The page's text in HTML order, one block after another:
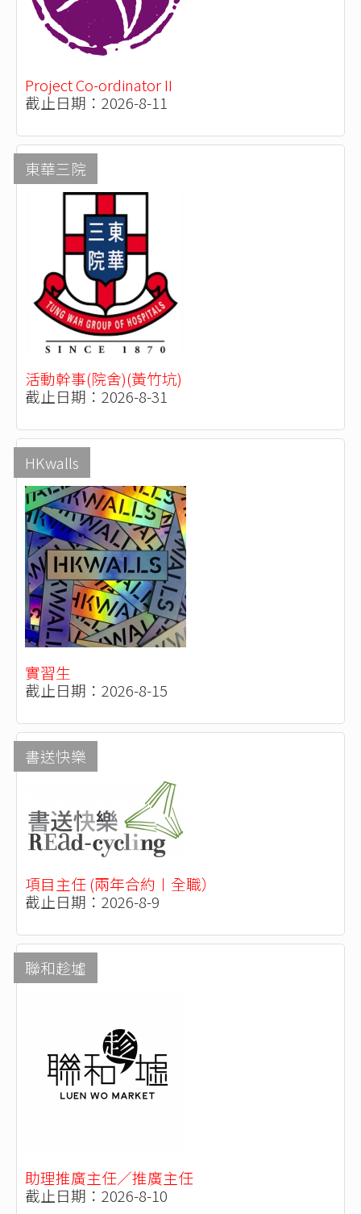
Project Co-ordinator II
截止日期：2026-8-11
東華三院
活動幹事(院舍)(黃竹坑)
截止日期：2026-8-31
HKwalls
實習生
截止日期：2026-8-15
書送快樂
項目主任 (兩年合約〡全職）
截止日期：2026-8-9
聯和趁墟
助理推廣主任／推廣主任
截止日期：2026-8-10